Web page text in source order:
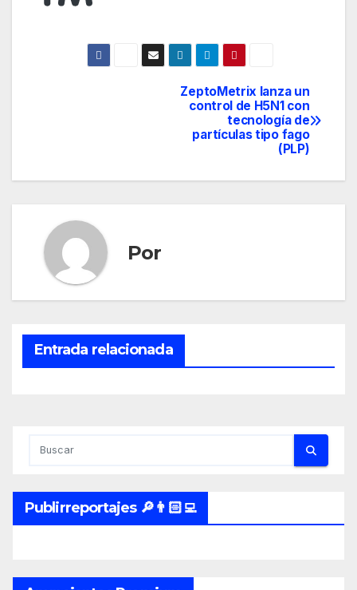
ZeptoMetrix lanza un
control de H5N1 con
tecnología de
partículas tipo fago
(PLP)
Por
Entrada relacionada
Publirreportajes 🔎👨🏻‍💻